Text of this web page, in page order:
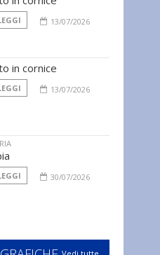
13/07/2026
in cornice
13/07/2026
30/07/2026